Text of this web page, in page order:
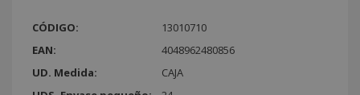
CÓDIGO:
13010710
EAN:
4048962480856
UD. Medida:
CAJA